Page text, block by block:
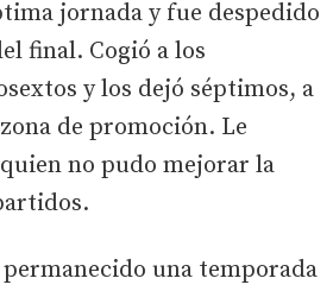
jornada y fue despedido
final. Cogió a los
y los dejó séptimos, a
de promoción. Le
no pudo mejorar la
una temporada